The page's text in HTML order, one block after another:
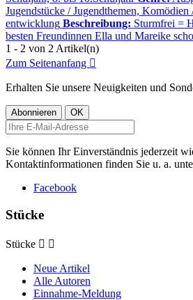
Jugendstücke / Jugendthemen,
entwicklung Beschreibung: Sturmfrei =
besten Freundinnen Ella und Mareike
1 - 2 von 2 Artikel(n)
Zum Seitenanfang 
Erhalten Sie unsere Neuigkeiten und
Sie können Ihr Einverständnis jederzeit
Kontaktinformationen finden Sie u. a.
Facebook
Stücke
Stücke  
Neue Artikel
Alle Autoren
Einnahme-Meldung